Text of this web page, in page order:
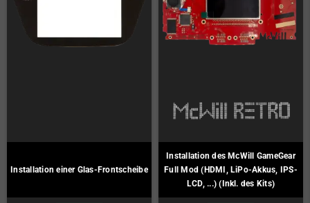
Installation einer Glas-Frontscheibe
Installation des McWill GameGear
Full Mod (HDMI, LiPo-Akkus, IPS-
LCD, ...) (Inkl. des Kits)